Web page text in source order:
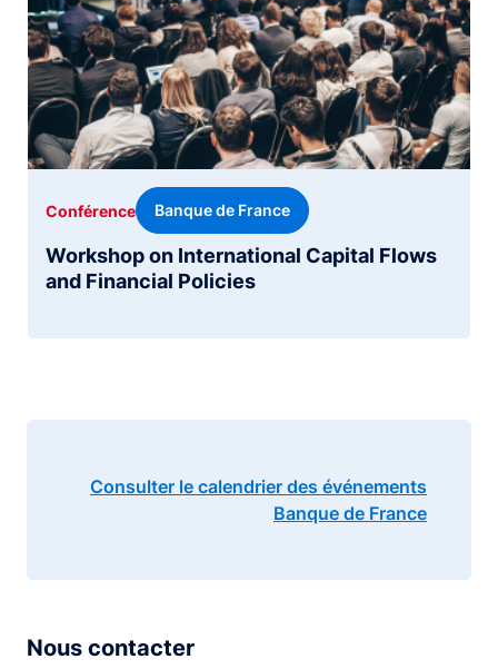
Workshop on International Capital Flows
and Financial Policies
Conférence Banque de France
Consulter le calendrier des événements
Banque de France
Nous contacter